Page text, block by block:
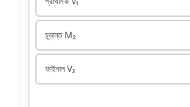
d
e
চূড়ান্ত M₂
ফাইনাল V₂